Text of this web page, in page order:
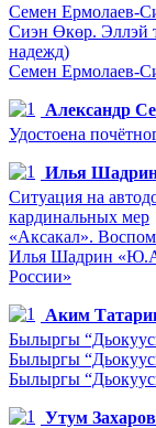
Семен Ермолаев-
Сиэн Өкөр. Эллэй
надежд)
Семен Ермолаев-
Александр
Удостоена
Илья
Ситуация на
кардинальных мер
«Аксакал».
Илья Шадрин
России»
Аким
Былыргы
Былыргы
Былыргы
Утум Захаров